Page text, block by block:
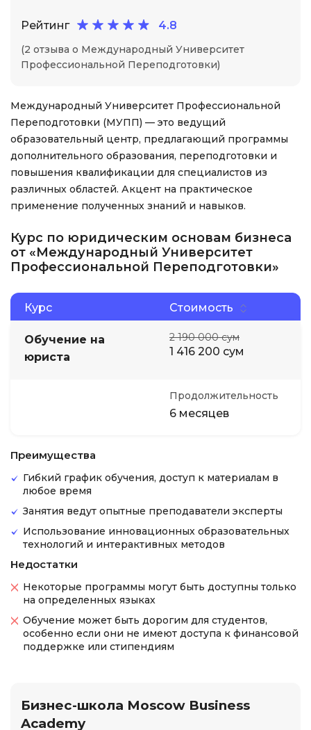
Рейтинг 4.8
(2 отзыва о Международный Университет
Профессиональной Переподготовки)
Международный Университет Профессиональной
Переподготовки (МУПП) — это ведущий
образовательный центр, предлагающий программы
дополнительного образования, переподготовки и
повышения квалификации для специалистов из
различных областей. Акцент на практическое
применение полученных знаний и навыков.
Курс по юридическим основам бизнеса
от «Международный Университет
Профессиональной Переподготовки»
Курс Стоимость
Обучение на
юриста
2 190 000 сум
1 416 200 сум
Продолжительность
6 месяцев
Преимущества
Гибкий график обучения, доступ к материалам в
любое время
Занятия ведут опытные преподаватели эксперты
Использование инновационных образовательных
технологий и интерактивных методов
Недостатки
Некоторые программы могут быть доступны только
на определенных языках
Обучение может быть дорогим для студентов,
особенно если они не имеют доступа к финансовой
поддержке или стипендиям
Бизнес-школа Moscow Business
Academy